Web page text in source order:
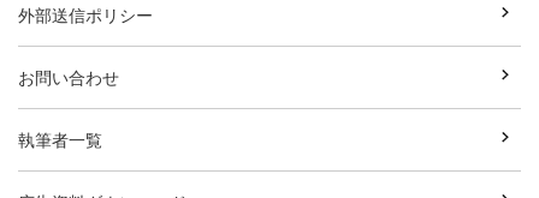
外部送信ポリシー
お問い合わせ
執筆者一覧